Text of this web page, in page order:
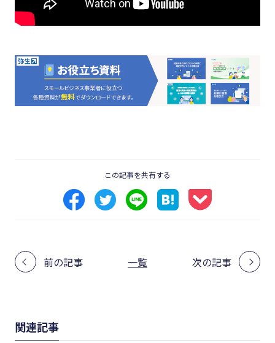
この記事を共有する
前の記事 一覧 次の記事
関連記事